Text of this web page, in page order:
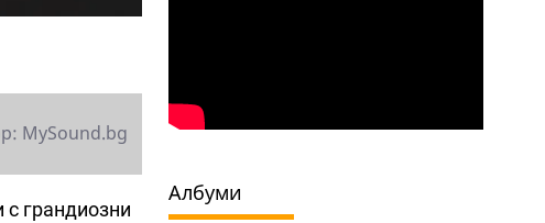
MySound.bg
грандиозни
Албуми